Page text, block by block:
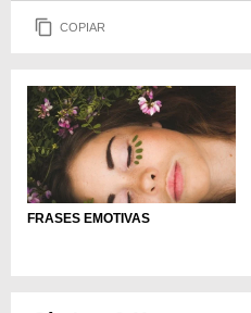
COPIAR
FRASES EMOTIVAS